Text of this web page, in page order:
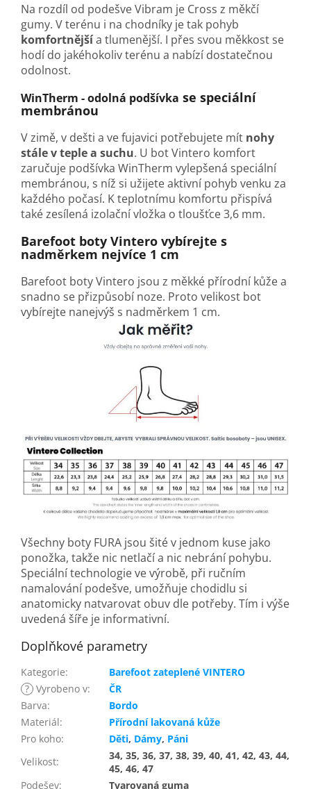
Na rozdíl od podešve Vibram je Cross z měkčí
gumy. V terénu i na chodníky je tak pohyb
komfortnějšía tlumenější. I přes svou měkkost se
hodí do jakéhokoliv terénu a nabízí dostatečnou
odolnost.
WinTherm - odolná podšívka se speciální
membránou
V zimě, v dešti a ve fujavici potřebujete mít nohy
stále v teple a suchu. U bot Vintero komfort
zaručuje podšívka WinTherm vylepšená speciální
membránou, s níž si užijete aktivní pohyb venku za
každého počasí. K teplotnímu komfortu přispívá
také zesílená izolační vložka o tloušťce 3,6 mm.
Barefoot boty Vintero vybírejte s
nadměrkem nejvíce 1 cm
Barefoot boty Vintero jsou z měkké přírodní kůže a
snadno se přizpůsobí noze. Proto velikost bot
vybírejte nanejvýš s nadměrkem 1 cm.
Všechny boty FURA jsou šité v jednom kuse jako
ponožka, takže nic netlačí a nic nebrání pohybu.
Speciální technologie ve výrobě, při ručním
namalování podešve, umožňuje chodidlu si
anatomicky natvarovat obuv dle potřeby. Tím i výše
uvedená šíře je informativní.
Doplňkové parametry
Kategorie:
Barefoot zateplené VINTERO
? Vyrobeno v:
ČR
Barva:
Bordo
Materiál:
Přírodní lakovaná kůže
Pro koho: Děti, Dámy, Páni
Velikost:
34, 35, 36, 37, 38, 39, 40, 41, 42, 43, 44,
45, 46, 47
Podešev:
Tvarovaná guma